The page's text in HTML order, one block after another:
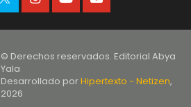
© Derechos reservados. Editorial Abya
Yala
Desarrollado porHipertexto - Netizen,
2026